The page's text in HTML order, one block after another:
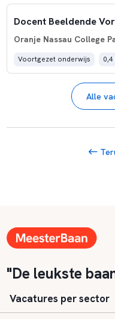
Docent Beeldende
Oranje Nassau College
Voortgezet onderwijs 0,4
Alle
"De leukste
Vacatures per sector